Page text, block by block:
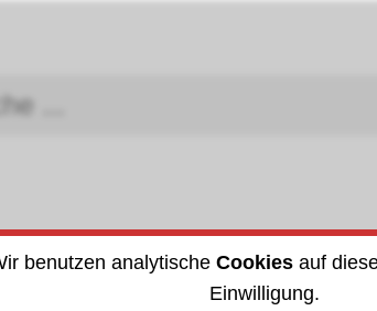
Arbeitsschutz
benutzen analytische Cookiesauf
Einwilligung.